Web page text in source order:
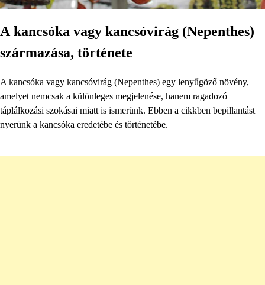
A kancsóka vagy kancsóvirág (Nepenthes)
származása, története
A kancsóka vagy kancsóvirág (Nepenthes) egy lenyűgöző növény,
amelyet nemcsak a különleges megjelenése, hanem ragadozó
táplálkozási szokásai miatt is ismerünk. Ebben a cikkben bepillantást
nyerünk a kancsóka eredetébe és történetébe.